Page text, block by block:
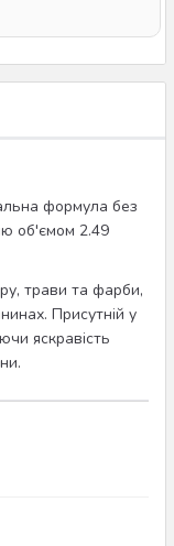
формула без
об'ємом 2.49
трави та фарби,
Присутній у
яскравість